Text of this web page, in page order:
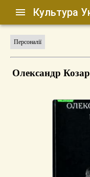
Культура
Персоналії
Олександр